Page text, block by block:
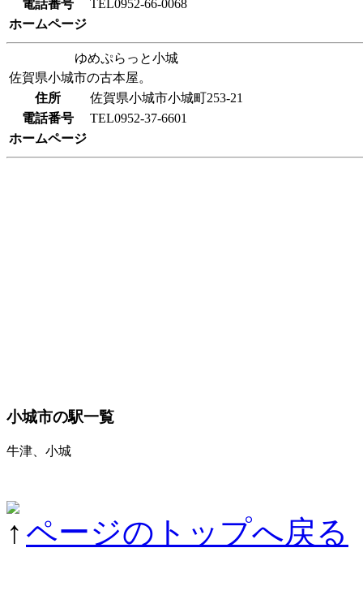
電話番号
TEL0952-66-0068
ホームページ
ゆめぷらっと小城
佐賀県小城市の古本屋。
住所
佐賀県小城市小城町253-21
電話番号
TEL0952-37-6601
ホームページ
小城市の駅一覧
牛津、小城
ページのトップへ戻る